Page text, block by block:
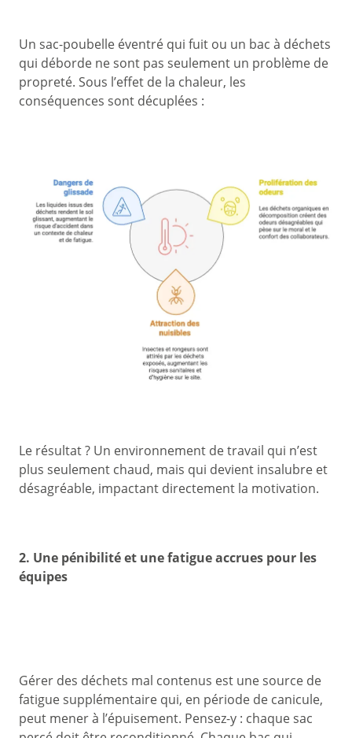
Un sac-poubelle éventré qui fuit ou un bac à déchets
qui déborde ne sont pas seulement un problème de
propreté. Sous l’effet de la chaleur, les
conséquences sont décuplées :
Le résultat ? Un environnement de travail qui n’est
plus seulement chaud, mais qui devient insalubre et
désagréable, impactant directement la motivation.
2. Une pénibilité et une fatigue accrues pour les
équipes
Gérer des déchets mal contenus est une source de
fatigue supplémentaire qui, en période de canicule,
peut mener à l’épuisement. Pensez-y : chaque sac